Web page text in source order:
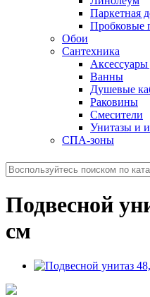
Паркетная
Пробковые
Обои
Сантехника
Ванны
Душевые
Раковины
Смесители
Унитазы и
СПА-зоны
Подвесной
см